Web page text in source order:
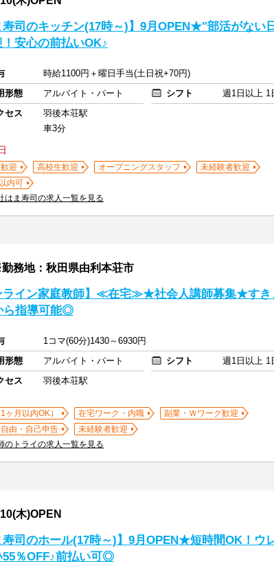
寿司のキッチン(17時～)】9月OPEN★"部活がない
！安心の前払いOK♪
時給1100円＋曜日手当(土日祝+70円)
形態
アルバイト・パート シフト
週1日以上 1
セス
羽後本荘駅
車3分
迎 高校生歓迎 オープニングスタッフ
未経験者歓迎
内可
はま寿司の求人一覧を見る
務地：秋田県由利本荘市
ライン家庭教師】≪在宅≫★社会人講師募集★すき
ら指導可能◎
1コマ(60分)1430～6930円
形態
アルバイト・パート シフト
週1日以上 1
セス
羽後本荘駅
ヶ月以内OK） 在宅ワーク・内職
副業・Ｗワーク歓迎
由・自己申告
未経験者歓迎
のトライの求人一覧を見る
木)OPEN
寿司のホール(17時～)】9月OPEN★短時間OK！ウ
55％OFF♪前払い可◎